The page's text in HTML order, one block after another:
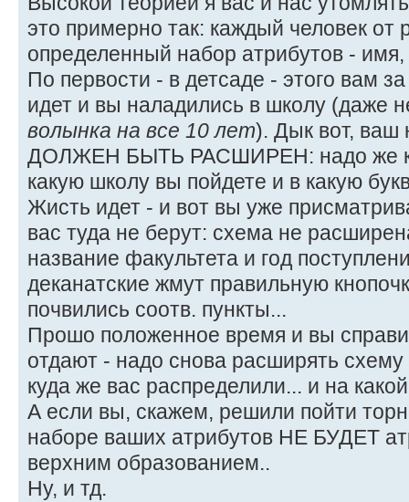
это примерно так: каждый человек от
определенный набор атрибутов - имя,
По первости - в детсаде - этого вам
идет и вы наладились в школу (даже
волынка на все 10 лет). Дык вот, ваш
ДОЛЖЕН БЫТЬ РАСШИРЕН: надо же
какую школу вы пойдете и в какую
Жисть идет - и вот вы уже
вас туда не берут: схема не
название факультета и год
деканатские жмут правильную
почвились соотв. пункты...
Прошо положенное время и вы
отдают - надо снова расширять
куда же вас распределили... и на
А если вы, скажем, решили пойти
наборе ваших атрибутов НЕ БУДЕТ
верхним образованием..
Ну, и тд.